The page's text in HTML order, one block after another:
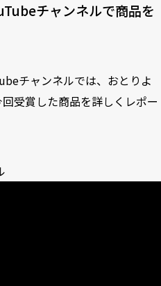
チャンネルで商品を
チャンネルでは、おとりよ
受賞した商品を詳しくレポー